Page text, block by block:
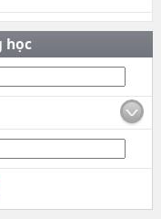
học